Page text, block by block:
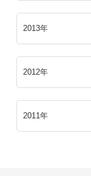
2013年
2012年
2011年